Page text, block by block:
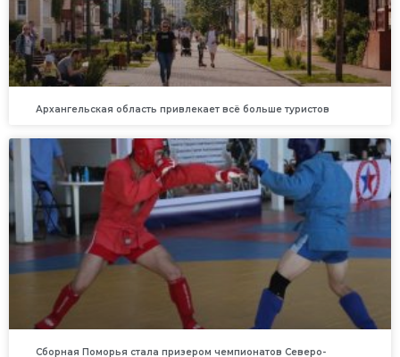
Архангельская область привлекает всё больше туристов
Сборная Поморья стала призером чемпионатов Северо-